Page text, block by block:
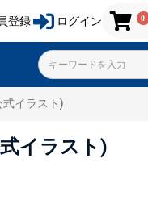
登録 ログイン 0
式イラスト)
イラスト)